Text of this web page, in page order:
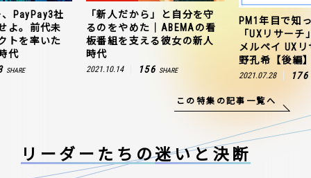
PayPay3社
よ。前代未
トを率いた
代
SHARE
「新人だから」と自分を守
るのをやめた｜ABEMAの看
板番組を支える彼女の新人
時代
2021.10.14 156 SHARE
PM1年目で知
「UXリサー
メルペイ UX
野孔希【後編
2021.07.28 176
この特集の記事一覧へ
リーダーたちの迷いと決断